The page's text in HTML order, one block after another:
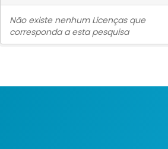
Não existe nenhum Licenças que
corresponda a esta pesquisa